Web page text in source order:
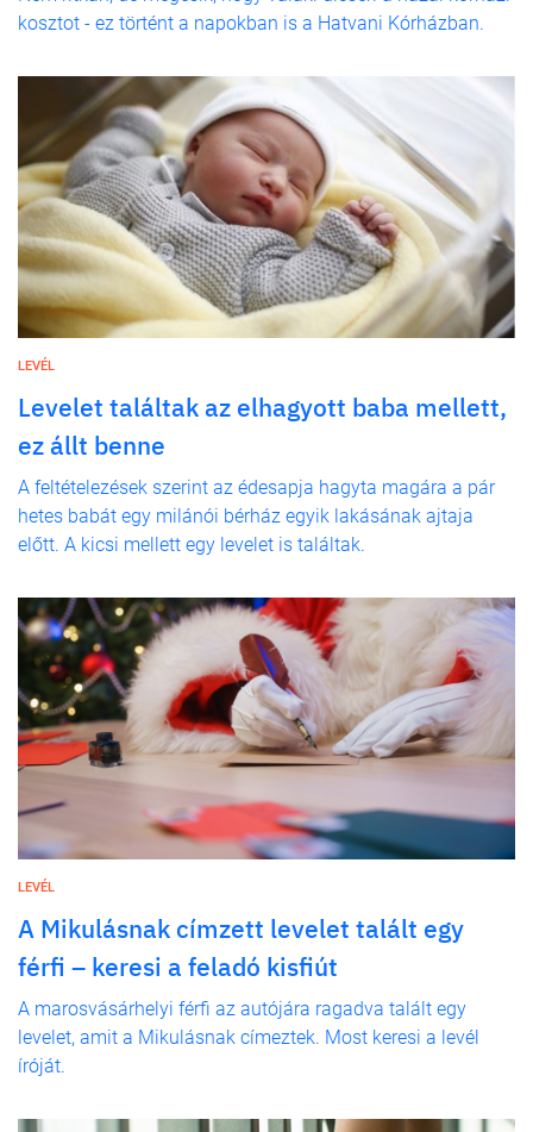
kosztot - ez történt a napokban is a Hatvani Kórházban.
LEVÉL
Levelet találtak az elhagyott baba mellett,
ez állt benne
A feltételezések szerint az édesapja hagyta magára a pár
hetes babát egy milánói bérház egyik lakásának ajtaja
előtt. A kicsi mellett egy levelet is találtak.
LEVÉL
A Mikulásnak címzett levelet talált egy
férfi – keresi a feladó kisfiút
A marosvásárhelyi férfi az autójára ragadva talált egy
levelet, amit a Mikulásnak címeztek. Most keresi a levél
íróját.